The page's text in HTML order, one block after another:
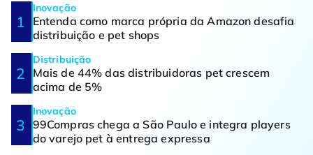
Inovação
Entenda como marca própria da Amazon desafia
distribuição e pet shops
Distribuição
Mais de 44% das distribuidoras pet crescem
acima de 5%
Inovação
99Compras chega a São Paulo e integra players
do varejo pet à entrega expressa